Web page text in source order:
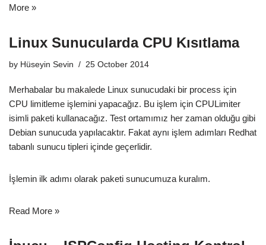
More »
Linux Sunucularda CPU Kısıtlama
by Hüseyin Sevin 25 October 2014
Merhabalar bu makalede Linux sunucudaki bir process için
CPU limitleme işlemini yapacağız. Bu işlem için CPULimiter
isimli paketi kullanacağız. Test ortamımız her zaman olduğu gibi
Debian sunucuda yapılacaktır. Fakat aynı işlem adımları Redhat
tabanlı sunucu tipleri içinde geçerlidir.
İşlemin ilk adımı olarak paketi sunucumuza kuralım.
Read More »